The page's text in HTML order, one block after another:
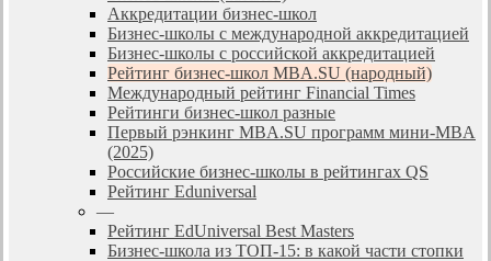
Аккредитации бизнес-школ
Бизнес-школы с международной аккредитацией
Бизнес-школы с российской аккредитацией
Рейтинг бизнес-школ MBA.SU (народный)
Международный рейтинг Financial Times
Рейтинги бизнес-школ разные
Первый рэнкинг MBA.SU программ мини-MBA
(2025)
Российские бизнес-школы в рейтингах QS
Рейтинг Eduniversal
—
Рейтинг EdUniversal Best Masters
Бизнес-школа из ТОП-15: в какой части стопки